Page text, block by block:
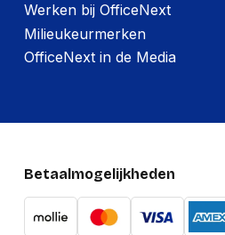
Werken bij OfficeNext
Milieukeurmerken
OfficeNext in de Media
Betaalmogelijkheden